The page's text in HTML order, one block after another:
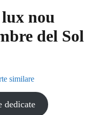
nou
del Sol
similare
dedicate